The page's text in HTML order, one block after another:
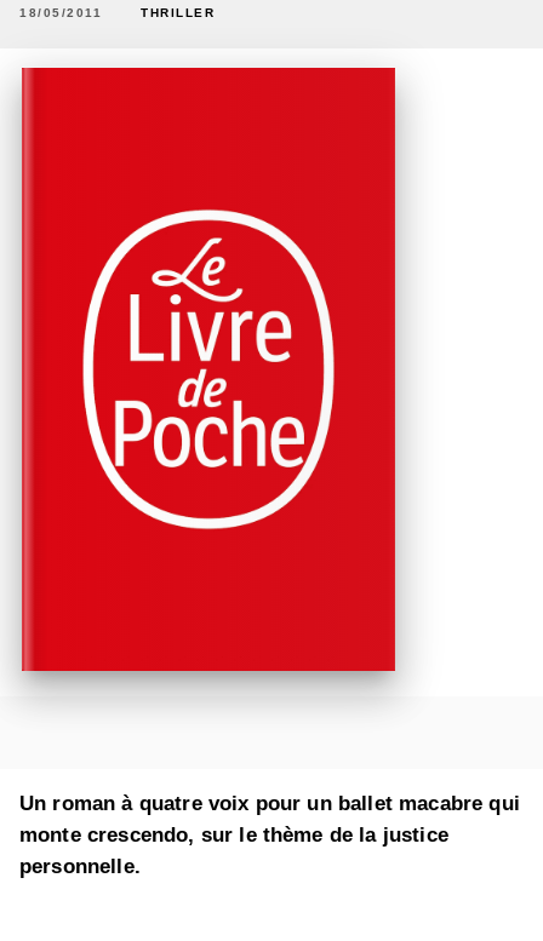
18/05/2011 THRILLER
Un roman à quatre voix pour un ballet macabre qui
monte crescendo, sur le thème de la justice
personnelle.